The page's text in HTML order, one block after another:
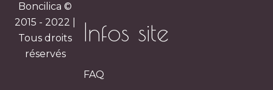
Infos site
FAQ
Boncilica ©
2015 - 2022 |
Tous droits
réservés